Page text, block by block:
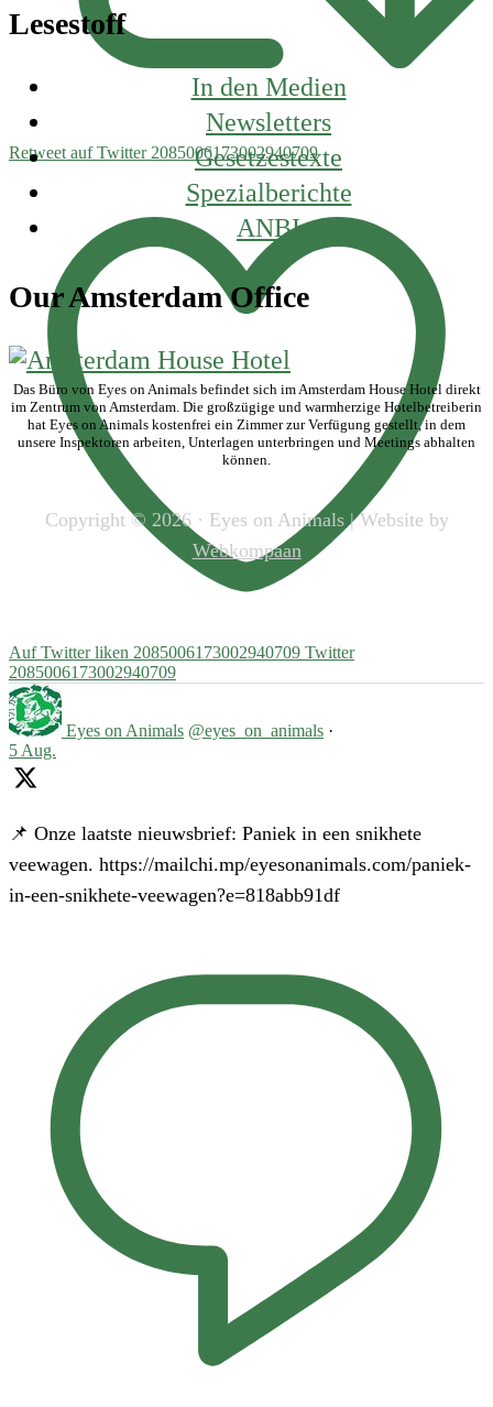
Retweet auf Twitter 2085006173002940709
Auf Twitter liken 2085006173002940709 Twitter
2085006173002940709
Eyes on Animals @eyes_on_animals ·
5 Aug.
📌 Onze laatste nieuwsbrief: Paniek in een snikhete
veewagen. https://mailchi.mp/eyesonanimals.com/paniek-
in-een-snikhete-veewagen?e=818abb91df
Lesestoff
In den Medien
Newsletters
Gesetzestexte
Spezialberichte
ANBI
Our Amsterdam Office
Das Büro von Eyes on Animals befindet sich im Amsterdam House Hotel direkt
im Zentrum von Amsterdam. Die großzügige und warmherzige Hotelbetreiberin
hat Eyes on Animals kostenfrei ein Zimmer zur Verfügung gestellt, in dem
unsere Inspektoren arbeiten, Unterlagen unterbringen und Meetings abhalten
können.
Copyright © 2026 · Eyes on Animals | Website by
Webkompaan